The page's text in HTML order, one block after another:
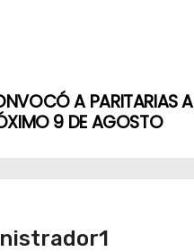
A PARITARIAS A
9 DE AGOSTO